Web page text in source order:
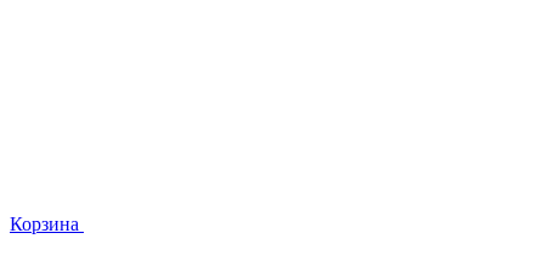
Корзина